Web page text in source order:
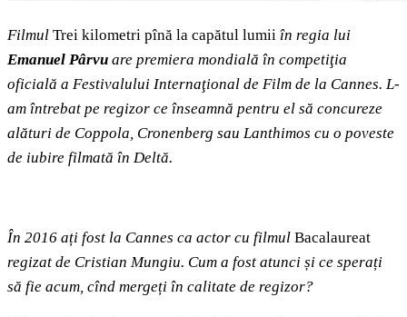
Filmul Trei kilometri pînă la capătul lumii în regia lui
Emanuel Pârvu are premiera mondială în competiţia
oficială a Festivalului Internaţional de Film de la Cannes. L-
am întrebat pe regizor ce înseamnă pentru el să concureze
alături de Coppola, Cronenberg sau Lanthimos cu o poveste
de iubire filmată în Deltă.
În 2016 ați fost la Cannes ca actor cu filmul Bacalaureat
regizat de Cristian Mungiu. Cum a fost atunci și ce sperați
să fie acum, cînd mergeți în calitate de regizor?